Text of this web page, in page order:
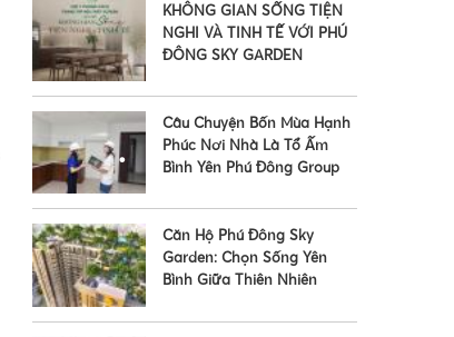
•
KHÔNG GIAN SỐNG TIỆN
NGHI VÀ TINH TẾ VỚI PHÚ
ĐÔNG SKY GARDEN
Câu Chuyện Bốn Mùa Hạnh
Phúc Nơi Nhà Là Tổ Ấm
Bình Yên Phú Đông Group
Căn Hộ Phú Đông Sky
Garden: Chọn Sống Yên
Bình Giữa Thiên Nhiên